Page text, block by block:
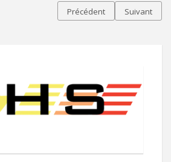
Précédent Suivant